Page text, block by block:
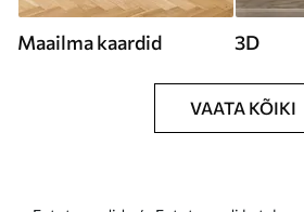
Maailma kaardid 3D
VAATA KÕIKI